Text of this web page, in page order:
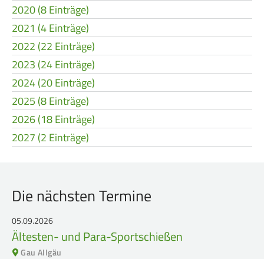
2020 (8 Einträge)
2021 (4 Einträge)
2022 (22 Einträge)
2023 (24 Einträge)
2024 (20 Einträge)
2025 (8 Einträge)
2026 (18 Einträge)
2027 (2 Einträge)
Die nächsten Termine
05.09.2026
Ältesten- und Para-Sportschießen
Gau Allgäu